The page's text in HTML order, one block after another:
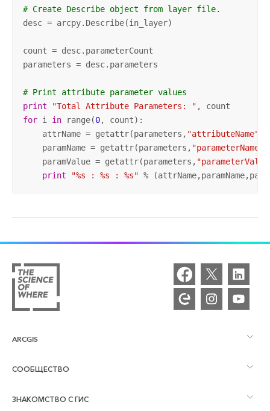
# Create Describe object from layer file.
desc = arcpy.Describe(in_layer)
count = desc.parameterCount
parameters = desc.parameters
# Print attribute parameter values
print
"Total Attribute Parameters: "
for i in range(0, count):
    attrName = getattr(parameters,
"attributeName"
    paramName = getattr(parameters,
"parameterName"
    paramValue = getattr(parameters,
print
"%s : %s : %s" %
ARCGIS
Обзор ArcGIS
СООБЩЕСТВО
Сообщества и форумы
ЗНАКОМСТВО С ГИС